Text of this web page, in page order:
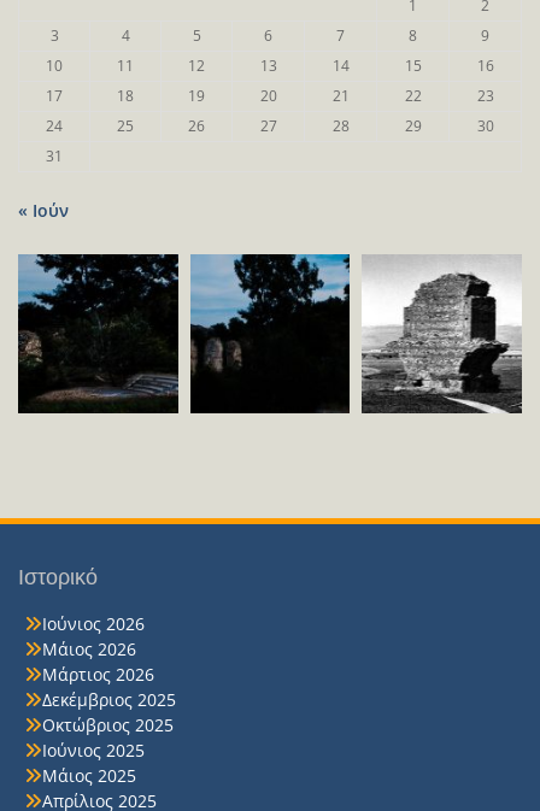
1
2
3
4 5 6 7 8
9
10
11 12 13 14 15
16
17
18 19 20 21 22
23
24
25 26 27 28 29
30
31
« Ιούν
Ιστορικό
Ιούνιος 2026
Μάιος 2026
Μάρτιος 2026
Δεκέμβριος 2025
Οκτώβριος 2025
Ιούνιος 2025
Μάιος 2025
Απρίλιος 2025